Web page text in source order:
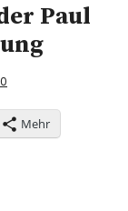
Paul
0
Mehr